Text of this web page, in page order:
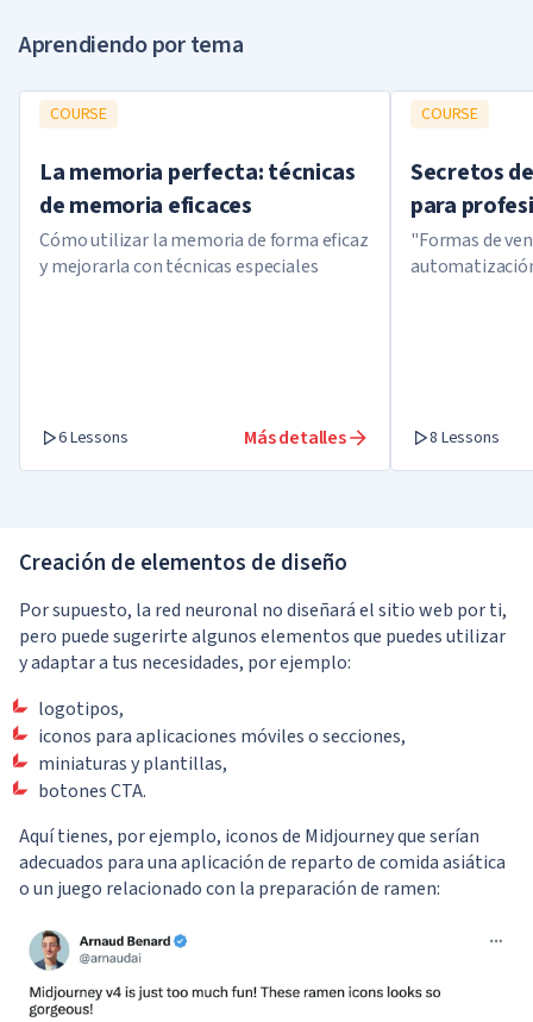
Aprendiendo por tema
COURSE
La memoria perfecta: técnicas
de memoria eficaces
Cómo utilizar la memoria de forma eficaz
y mejorarla con técnicas especiales
6 Lessons Más detalles
COURSE
Secretos
para
"Formas de
8 Lessons
Creación de elementos de diseño
Por supuesto, la red neuronal no diseñará el sitio web por ti,
pero puede sugerirte algunos elementos que puedes utilizar
y adaptar a tus necesidades, por ejemplo:
logotipos,
iconos para aplicaciones móviles o secciones,
miniaturas y plantillas,
botones CTA.
Aquí tienes, por ejemplo, iconos de Midjourney que serían
adecuados para una aplicación de reparto de comida asiática
o un juego relacionado con la preparación de ramen: